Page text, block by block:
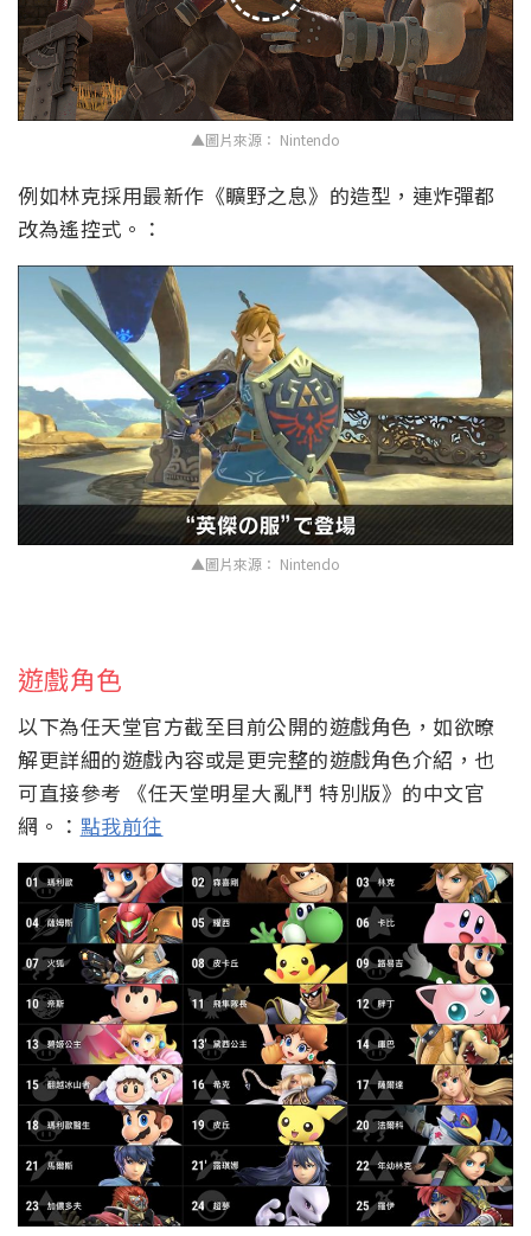
▲圖片來源： Nintendo
例如林克採用最新作《矌野之息》的造型，連炸彈都
改為遙控式。：
▲圖片來源： Nintendo
遊戲角色
以下為任天堂官方截至目前公開的遊戲角色，如欲暸
解更詳細的遊戲內容或是更完整的遊戲角色介紹，也
可直接參考 《任天堂明星大亂鬥 特別版》的中文官
網。： 點我前往